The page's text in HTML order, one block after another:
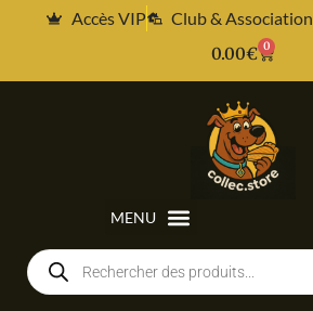
Accès VIP Club & Association
0.00€ 0